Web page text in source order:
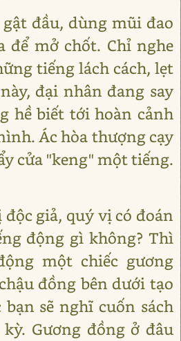
đầu, dùng mũi đao
để mở chốt. Chỉ nghe
tiếng lách cách, lẹt
đại nhân đang say
hề biết tới hoàn cảnh
Ác hòa thượng cạy
cửa "keng" một tiếng.
giả, quý vị có đoán
động gì không? Thì
một chiếc gương
đồng bên dưới tạo
bạn sẽ nghĩ cuốn sách
Gương đồng ở đâu